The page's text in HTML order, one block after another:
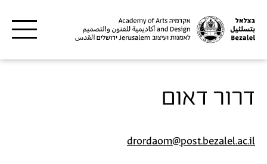
דרור דאום
drordaom@post.bezalel.ac.il